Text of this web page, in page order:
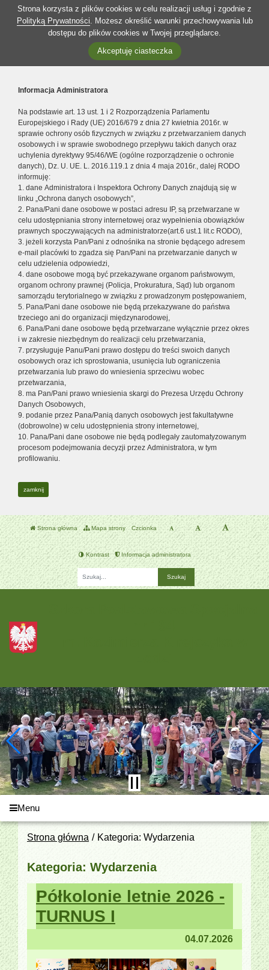
Strona korzysta z plików cookies w celu realizacji usług i zgodnie z
Polityką Prywatności. Możesz określić warunki przechowywania lub
dostępu do plików cookies w Twojej przeglądarce.
Akceptuję ciasteczka
Informacja Administratora
Na podstawie art. 13 ust. 1 i 2 Rozporządzenia Parlamentu
Europejskiego i Rady (UE) 2016/679 z dnia 27 kwietnia 2016r. w
sprawie ochrony osób fizycznych w związku z przetwarzaniem danych
osobowych i w sprawie swobodnego przepływu takich danych oraz
uchylenia dyrektywy 95/46/WE (ogólne rozporządzenie o ochronie
danych), Dz. U. UE. L. 2016.119.1 z dnia 4 maja 2016r., dalej RODO
informuję:
1. dane Administratora i Inspektora Ochrony Danych znajdują się w
linku „Ochrona danych osobowych”,
2. Pana/Pani dane osobowe w postaci adresu IP, są przetwarzane w
celu udostępniania strony internetowej oraz wypełnienia obowiązków
prawnych spoczywających na administratorze(art.6 ust.1 lit.c RODO),
3. jeżeli korzysta Pan/Pani z odnośnika na stronie będącego adresem
e-mail placówki to zgadza się Pan/Pani na przetwarzanie danych w
celu udzielenia odpowiedzi,
4. dane osobowe mogą być przekazywane organom państwowym,
organom ochrony prawnej (Policja, Prokuratura, Sąd) lub organom
samorządu terytorialnego w związku z prowadzonym postępowaniem,
5. Pana/Pani dane osobowe nie będą przekazywane do państwa
trzeciego ani do organizacji międzynarodowej,
6. Pana/Pani dane osobowe będą przetwarzane wyłącznie przez okres
i w zakresie niezbędnym do realizacji celu przetwarzania,
7. przysługuje Panu/Pani prawo dostępu do treści swoich danych
osobowych oraz ich sprostowania, usunięcia lub ograniczenia
przetwarzania lub prawo do wniesienia sprzeciwu wobec
przetwarzania,
8. ma Pan/Pani prawo wniesienia skargi do Prezesa Urzędu Ochrony
Danych Osobowych,
9. podanie przez Pana/Panią danych osobowych jest fakultatywne
(dobrowolne) w celu udostępnienia strony internetowej,
10. Pana/Pani dane osobowe nie będą podlegały zautomatyzowanym
procesom podejmowania decyzji przez Administratora, w tym
profilowaniu.
zamknij
Strona główna Mapa strony Czcionka
Kontrast Informacja administratora
Fraza
Menu
Strona główna Kategoria: Wydarzenia
Kategoria: Wydarzenia
Półkolonie letnie 2026 -
TURNUS I
04.07.2026